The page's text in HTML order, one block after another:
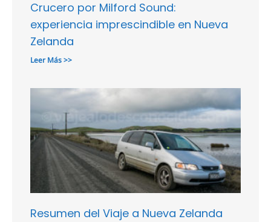
Crucero por Milford Sound:
experiencia imprescindible en Nueva
Zelanda
Leer Más >>
Resumen del Viaje a Nueva Zelanda